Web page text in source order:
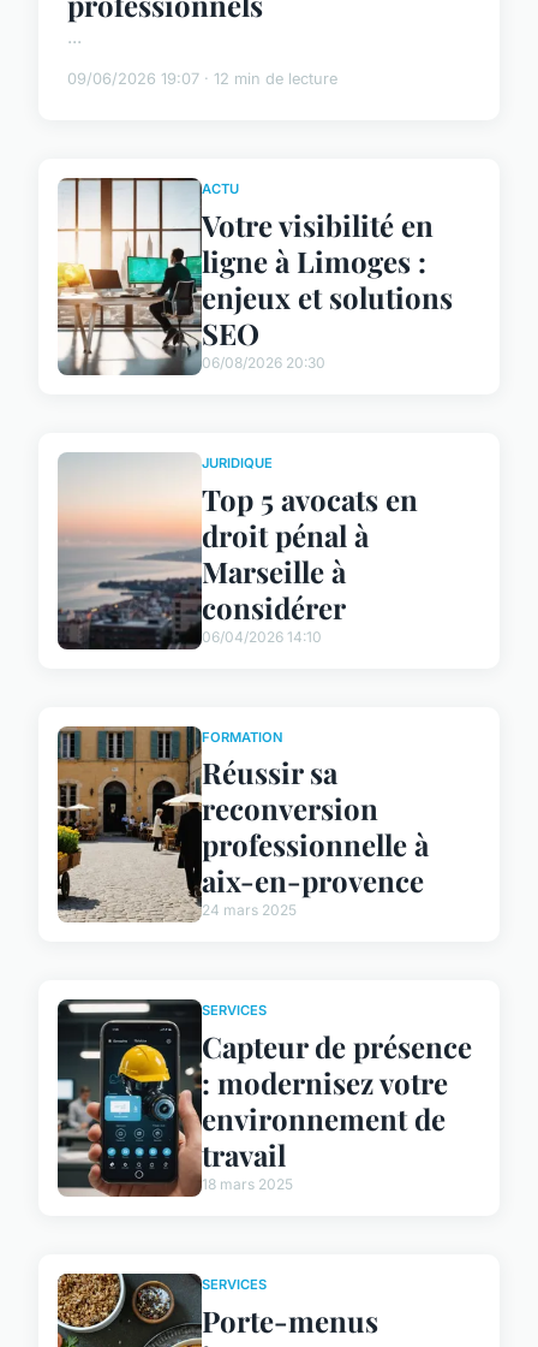
...
09/06/2026 19:07 · 12 min de lecture
ACTU
Votre visibilité en
ligne à Limoges :
enjeux et solutions
SEO
06/08/2026 20:30
JURIDIQUE
Top 5 avocats en
droit pénal à
Marseille à
considérer
06/04/2026 14:10
FORMATION
Réussir sa
reconversion
professionnelle à
aix-en-provence
24 mars 2025
SERVICES
Capteur de présence
: modernisez votre
environnement de
travail
18 mars 2025
SERVICES
Porte-menus